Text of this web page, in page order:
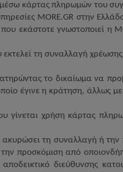
κάρτας πληρωμών του
MORE.GR στην
εκάστοτε γνωστοποιεί η
τη συναλλαγή χρέωσης
το δικαίωμα να
έγινε η κράτηση, άλλως με
γίνεται χρήση κάρτας
ακυρώσει τη συναλλαγή ή
προσκόμιση από
διεύθυνσης